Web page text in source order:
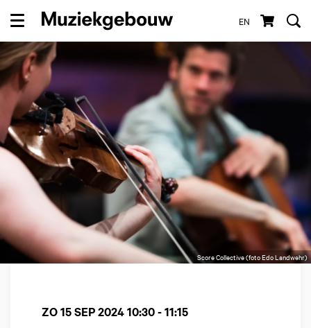
EN
Menu
Score Collective (foto Edo Landwehr)
ZO 15 SEP 202410:30 - 11:15